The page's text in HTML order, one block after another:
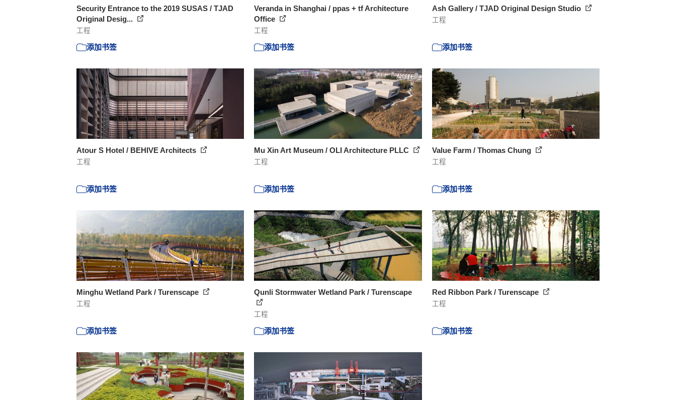
Security Entrance to the 2019 SUSAS / TJAD
Original Desig...
工程
添加书签
Veranda in Shanghai / ppas + tf Architecture
Office
工程
添加书签
Ash Gallery / TJAD Original Design Studio
工程
添加书签
Atour S Hotel / BEHIVE Architects
工程
添加书签
Mu Xin Art Museum / OLI Architecture PLLC
工程
添加书签
Value Farm / Thomas Chung
工程
添加书签
Minghu Wetland Park / Turenscape
工程
添加书签
Qunli Stormwater Wetland Park / Turenscape
工程
添加书签
Red Ribbon Park / Turenscape
工程
添加书签